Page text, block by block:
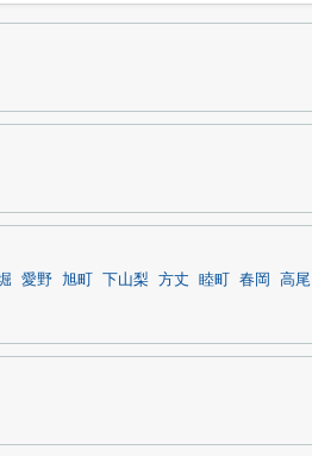
愛野 旭町 下山梨 方丈 睦町 春岡
高尾